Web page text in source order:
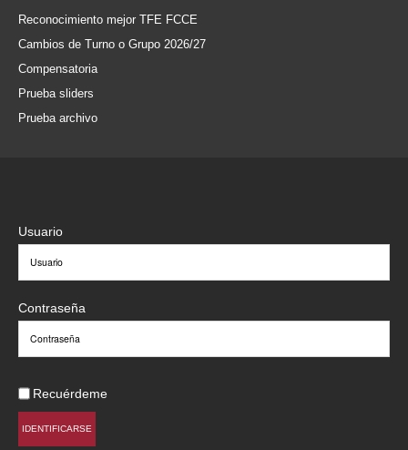
Reconocimiento mejor TFE FCCE
Cambios de Turno o Grupo 2026/27
Compensatoria
Prueba sliders
Prueba archivo
Usuario
Contraseña
Recuérdeme
IDENTIFICARSE